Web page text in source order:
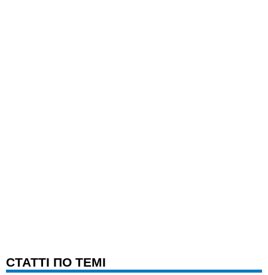
CТАТТІ ПО ТЕМІ